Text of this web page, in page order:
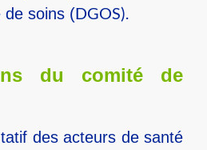
de soins (DGOS).
du comité de
des acteurs de santé